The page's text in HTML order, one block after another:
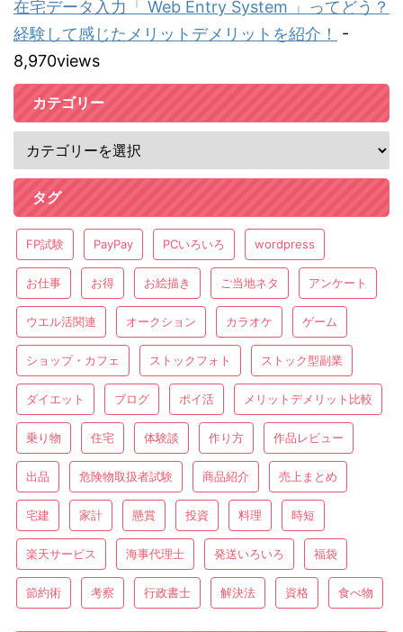
在宅データ入力「 Web Entry System 」ってどう？
経験して感じたメリットデメリットを紹介！
-
8,970views
カテゴリー
タグ
FP試験 PayPay PCいろいろ wordpress
お仕事 お得 お絵描き ご当地ネタ アンケート
ウエル活関連 オークション カラオケ ゲーム
ショップ・カフェ ストックフォト ストック型副業
ダイエット ブログ ポイ活 メリットデメリット比較
乗り物 住宅 体験談 作り方 作品レビュー
出品 危険物取扱者試験 商品紹介 売上まとめ
宅建 家計 懸賞 投資 料理 時短
楽天サービス 海事代理士 発送いろいろ 福袋
節約術 考察 行政書士 解決法 資格 食べ物